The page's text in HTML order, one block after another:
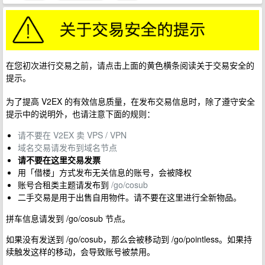
在您初次进行交易之前，请点击上面的黄色横条阅读关于交易安全的
提示。
为了提高 V2EX 的有效信息质量，在发布交易信息时，除了遵守安全
提示中的说明外，也请注意下面的规则：
请不要在 V2EX 卖 VPS / VPN
域名交易请发布到域名节点
请不要在这里交易发票
用「借楼」方式发布无关信息的账号，会被降权
账号合租类主题请发布到 /go/cosub
二手交易是用于出售自用物件。请不要在这里进行全新物品。
拼车信息请发到 /go/cosub 节点。
如果没有发送到 /go/cosub，那么会被移动到 /go/pointless。如果持
续触发这样的移动，会导致账号被禁用。